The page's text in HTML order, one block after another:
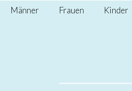
Männer Frauen Kinder